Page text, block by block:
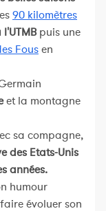
90 kilomètres
puis une
Fousen
et la montagne
sa compagne,
des Etats-Unis
années.
humour
évoluer son